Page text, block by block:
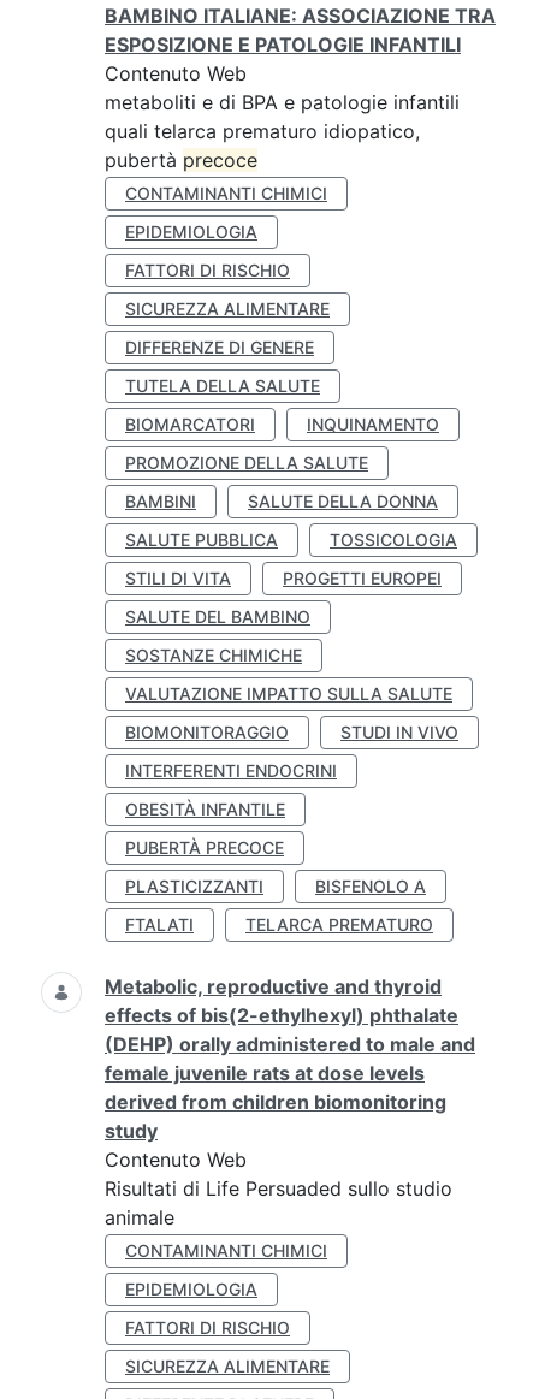
BAMBINO ITALIANE: ASSOCIAZIONE TRA
ESPOSIZIONE E PATOLOGIE INFANTILI
Contenuto Web
metaboliti e di BPA e patologie infantili
quali telarca prematuro idiopatico,
pubertà precoce
CONTAMINANTI CHIMICI
EPIDEMIOLOGIA
FATTORI DI RISCHIO
SICUREZZA ALIMENTARE
DIFFERENZE DI GENERE
TUTELA DELLA SALUTE
BIOMARCATORI
INQUINAMENTO
PROMOZIONE DELLA SALUTE
BAMBINI
SALUTE DELLA DONNA
SALUTE PUBBLICA
TOSSICOLOGIA
STILI DI VITA
PROGETTI EUROPEI
SALUTE DEL BAMBINO
SOSTANZE CHIMICHE
VALUTAZIONE IMPATTO SULLA SALUTE
BIOMONITORAGGIO
STUDI IN VIVO
INTERFERENTI ENDOCRINI
OBESITÀ INFANTILE
PUBERTÀ PRECOCE
PLASTICIZZANTI
BISFENOLO A
FTALATI
TELARCA PREMATURO
Metabolic, reproductive and thyroid
effects of bis(2-ethylhexyl) phthalate
(DEHP) orally administered to male and
female juvenile rats at dose levels
derived from children biomonitoring
study
Contenuto Web
Risultati di Life Persuaded sullo studio
animale
CONTAMINANTI CHIMICI
EPIDEMIOLOGIA
FATTORI DI RISCHIO
SICUREZZA ALIMENTARE